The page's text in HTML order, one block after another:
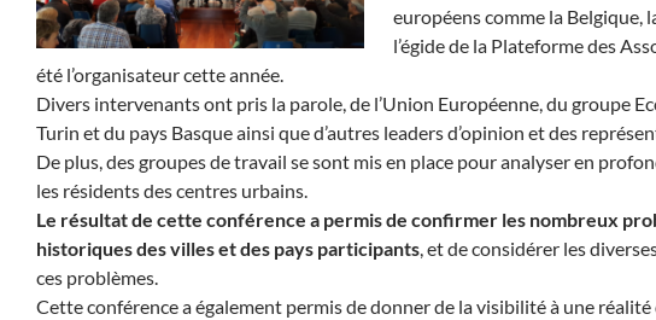
européens comme la Belgique,
l’égide de la Plateforme des
été l’organisateur cette année.
Divers intervenants ont pris la parole, de l’Union Européenne, du groupe
Turin et du pays Basque ainsi que d’autres leaders d’opinion et des
De plus, des groupes de travail se sont mis en place pour analyser en
les résidents des centres urbains.
Le résultat de cette conférence a permis de confirmer les nombreux
historiques des villes et des pays participants, et de considérer les
ces problèmes.
Cette conférence a également permis de donner de la visibilité à une